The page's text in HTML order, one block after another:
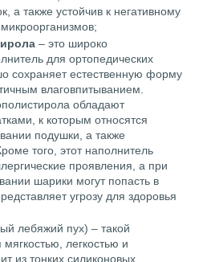
а также устойчив к негативному
– это широко
для ортопедических
сохраняет естественную форму
влаговпитыванием.
обладают
к которым относятся
подушки, а также
того, этот наполнитель
проявления, а при
шарики могут попасть в
угрозу для здоровья
лебяжий пух) – такой
легкостью и
из тонких силиконовых